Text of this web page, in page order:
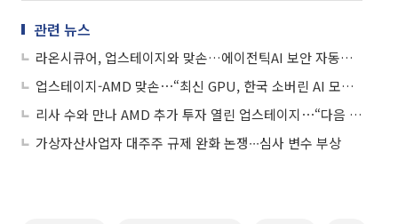
관련 뉴스
라온시큐어, 업스테이지와 맞손…에이전틱AI 보안 자동화 플랫폼 연내 개발
업스테이지-AMD 맞손⋯“최신 GPU, 한국 소버린 AI 모델 도입해 韓 경쟁력↑”
리사 수와 만나 AMD 추가 투자 열린 업스테이지⋯“다음 인수 후 네이버 넘어설 것”
가상자산사업자 대주주 규제 완화 논쟁∙∙∙심사 변수 부상